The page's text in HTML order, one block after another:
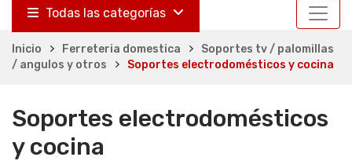
Todas las categorías
Inicio Ferreteria domestica
Soportes tv / palomillas
/ angulos y otros
Soportes electrodomésticos y cocina
Soportes electrodomésticos
y cocina